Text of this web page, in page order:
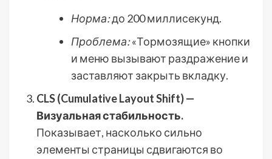
Норма:до 200 миллисекунд.
Проблема:«Тормозящие» кнопки
и меню вызывают раздражение и
заставляют закрыть вкладку.
CLS (Cumulative Layout Shift) —
Визуальная стабильность.
Показывает, насколько сильно
элементы страницы сдвигаются во